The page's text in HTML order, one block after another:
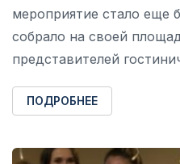
мероприятие стало еще
собрало на своей
представителей
ПОДРОБНЕЕ